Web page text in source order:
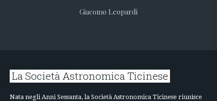
Giacomo Leopardi
La Società Astronomica Ticinese
Nata negli Anni Sessanta, la Società Astronomica Ticinese riunisce